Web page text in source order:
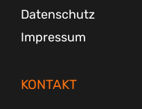
Datenschutz
Impressum
KONTAKT